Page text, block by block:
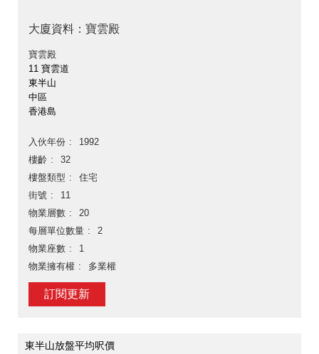
大廈資料：寶雲殿
寶雲殿
11 寶雲道
東半山
中區
香港島
入伙年份
1992
樓齡
32
樓盤類型
住宅
街號
11
物業層數
20
每層單位數量
2
物業座數
1
物業擁有權
多業權
訂閱更新
東半山放盤平均呎價